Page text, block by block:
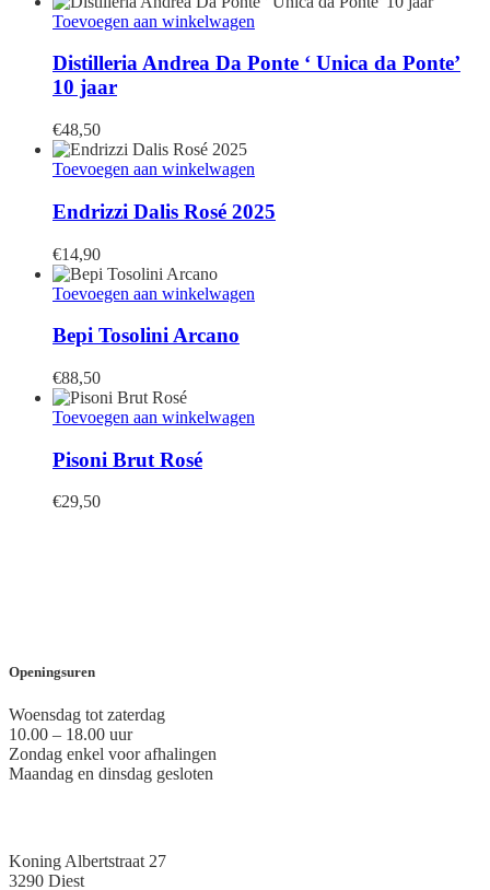
Toevoegen aan winkelwagen
Distilleria Andrea Da Ponte ‘ Unica da Ponte’
10 jaar
€48,50
Toevoegen aan winkelwagen
Endrizzi Dalis Rosé 2025
€14,90
Toevoegen aan winkelwagen
Bepi Tosolini Arcano
€88,50
Toevoegen aan winkelwagen
Pisoni Brut Rosé
€29,50
Openingsuren
Woensdag tot zaterdag
10.00 – 18.00 uur
Zondag enkel voor afhalingen
Maandag en dinsdag gesloten
Koning Albertstraat 27
3290 Diest